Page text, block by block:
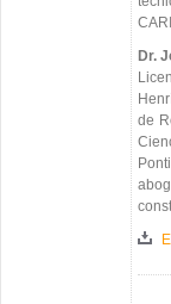
Dr.
de